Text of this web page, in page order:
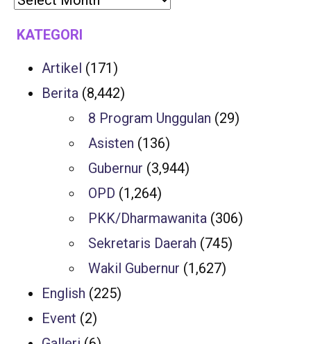
KATEGORI
Artikel (171)
Berita (8,442)
8 Program Unggulan (29)
Asisten (136)
Gubernur (3,944)
OPD (1,264)
PKK/Dharmawanita (306)
Sekretaris Daerah (745)
Wakil Gubernur (1,627)
English (225)
Event (2)